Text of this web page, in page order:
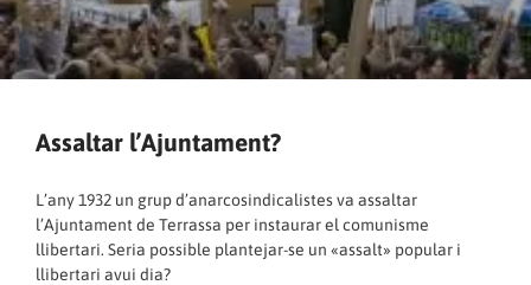
Assaltar l’Ajuntament?
L’any 1932 un grup d’anarcosindicalistes va assaltar
l’Ajuntament de Terrassa per instaurar el comunisme
llibertari. Seria possible plantejar-se un «assalt» popular i
llibertari avui dia?